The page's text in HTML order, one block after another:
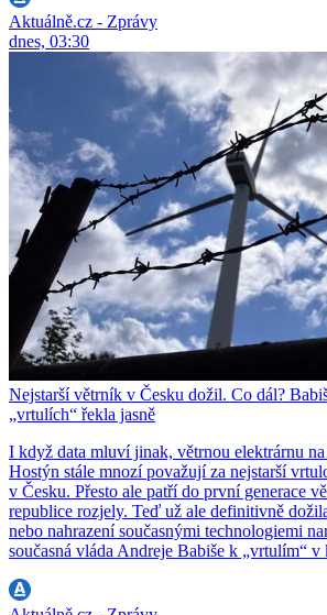
Aktuálně.cz - Zprávy
dnes, 03:30
Nejstarší větrník v Česku dožil. Co dál?
„vrtulích“ řekla jasně
I když data mluví jinak, větrnou elektrárnu
Hostýn stále mnozí považují za nejstarší
v Česku. Přesto ale patří do první generace
republice rozjely. Teď už ale definitivně
nebo nahrazení současnými technologiemi
současná vláda Andreje Babiše k „vrtulím“ v